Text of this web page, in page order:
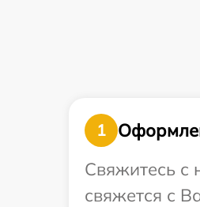
1
Свяжитесь с
свяжется с